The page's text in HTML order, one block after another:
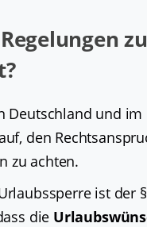
Deutschland und
den
zu achten.
ist der
die